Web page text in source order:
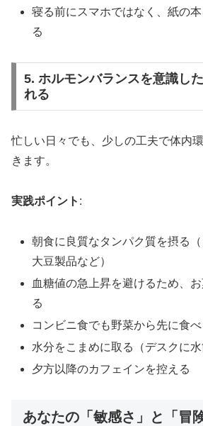
寝る前にスマホではなく、紙の
る
5. ホルモンバランスを意識し
れる
忙しい日々でも、少しの工夫で体内
きます。
実践ポイント :
朝食に良質なタンパク質を摂る（
大豆製品など）
血糖値の急上昇を避けるため、
る
コンビニ食でも野菜から先に食
水分をこまめに取る（デスクに水
夕方以降のカフェインを控える
あなたの「敏感さ」と「冒